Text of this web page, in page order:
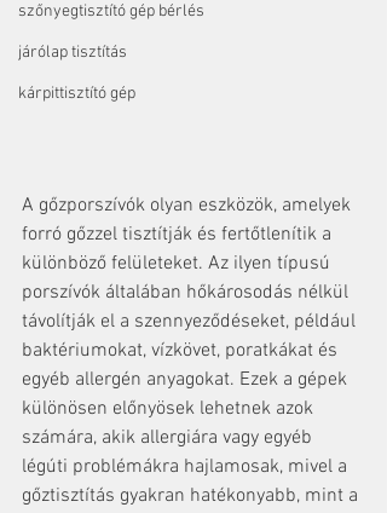
szőnyegtisztító gép bérlés
járólap tisztítás
kárpittisztító gép
A gőzporszívók olyan eszközök, amelyek
forró gőzzel tisztítják és fertőtlenítik a
különböző felületeket. Az ilyen típusú
porszívók általában hőkárosodás nélkül
távolítják el a szennyeződéseket, például
baktériumokat, vízkövet, poratkákat és
egyéb allergén anyagokat. Ezek a gépek
különösen előnyösek lehetnek azok
számára, akik allergiára vagy egyéb
légúti problémákra hajlamosak, mivel a
gőztisztítás gyakran hatékonyabb, mint a